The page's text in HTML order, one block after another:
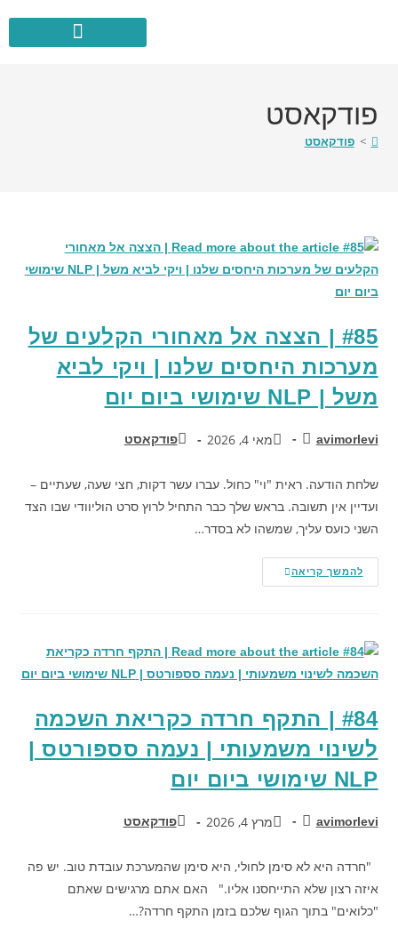
פודקאסט
> פודקאסט
#85 | הצצה אל מאחורי הקלעים של
מערכות היחסים שלנו | ויקי לביא
משל | NLP שימושי ביום יום
avimorlevi מאי 4, 2026 פודקאסט
שלחת הודעה. ראית "וי" כחול. עברו עשר דקות, חצי שעה, שעתיים –
ועדיין אין תשובה. בראש שלך כבר התחיל לרוץ סרט הוליוודי שבו הצד
השני כועס עליך, שמשהו לא בסדר…
להמשך קריאה
#84 | התקף חרדה כקריאת השכמה
לשינוי משמעותי | נעמה סספורטס |
NLP שימושי ביום יום
avimorlevi מרץ 4, 2026 פודקאסט
"חרדה היא לא סימן לחולי, היא סימן שהמערכת עובדת טוב. יש פה
איזה רצון שלא התייחסנו אליו." האם אתם מרגישים שאתם
"כלואים" בתוך הגוף שלכם בזמן התקף חרדה?…